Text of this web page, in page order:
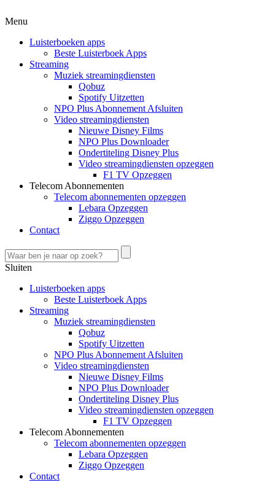
Menu
Luisterboeken apps
Beste Luisterboek Apps
Streaming
Muziek streamingdiensten
Qobuz
Spotify Uitzetten
NPO Plus Abonnement Afsluiten
Video streamingdiensten
Nieuwe Disney Films
NPO Plus Downloader
Ondertiteling Disney Plus
Video streamingdiensten opzeggen
F1 TV Opzeggen
Telecom Abonnementen
Telecom abonnementen opzeggen
Lebara Opzeggen
Ziggo Opzeggen
Contact
Sluiten
Luisterboeken apps
Beste Luisterboek Apps
Streaming
Muziek streamingdiensten
Qobuz
Spotify Uitzetten
NPO Plus Abonnement Afsluiten
Video streamingdiensten
Nieuwe Disney Films
NPO Plus Downloader
Ondertiteling Disney Plus
Video streamingdiensten opzeggen
F1 TV Opzeggen
Telecom Abonnementen
Telecom abonnementen opzeggen
Lebara Opzeggen
Ziggo Opzeggen
Contact